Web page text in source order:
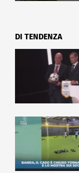
DI TENDENZA